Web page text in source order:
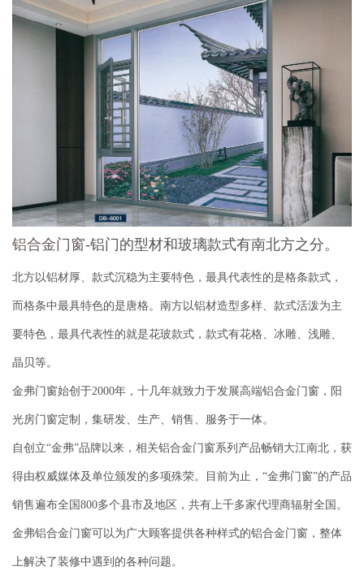
铝合金门窗-铝门的型材和玻璃款式有南北方之分。
北方以铝材厚、款式沉稳为主要特色，最具代表性的是格条款式，
而格条中最具特色的是唐格。南方以铝材造型多样、款式活泼为主
要特色，最具代表性的就是花玻款式，款式有花格、冰雕、浅雕、
晶贝等。
金弗门窗始创于2000年，十几年就致力于发展高端铝合金门窗，阳
光房门窗定制，集研发、生产、销售、服务于一体。
自创立“金弗”品牌以来，相关铝合金门窗系列产品畅销大江南北，获
得由权威媒体及单位颁发的多项殊荣。目前为止，“金弗门窗”的产品
销售遍布全国 800多个县市及地区，共有上千多家代理商辐射全国。
金弗铝合金门窗可以为广大顾客提供各种样式的铝合金门窗，整体
上解决了装修中遇到的各种问题。